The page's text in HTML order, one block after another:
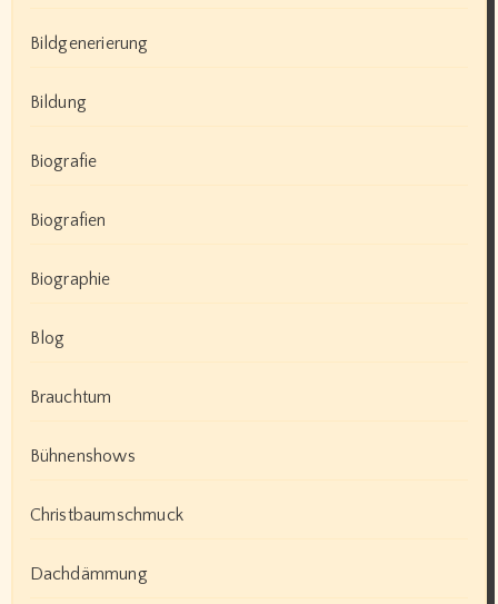
Bildgenerierung
Bildung
Biografie
Biografien
Biographie
Blog
Brauchtum
Bühnenshows
Christbaumschmuck
Dachdämmung